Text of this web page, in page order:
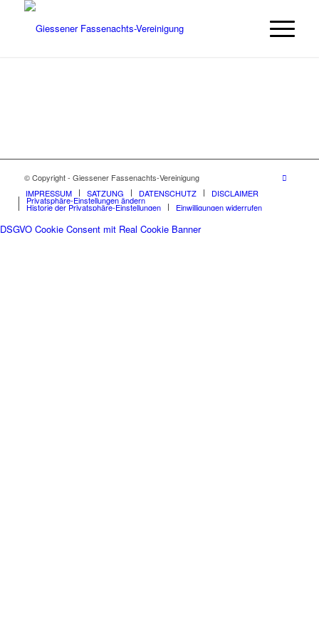
© Copyright - Giessener Fassenachts-Vereinigung
IMPRESSUM
SATZUNG DATENSCHUTZ DISCLAIMER
Privatsphäre-Einstellungen ändern
Historie der Privatsphäre-Einstellungen Einwilligungen widerrufen
DSGVO Cookie Consent mit Real Cookie Banner